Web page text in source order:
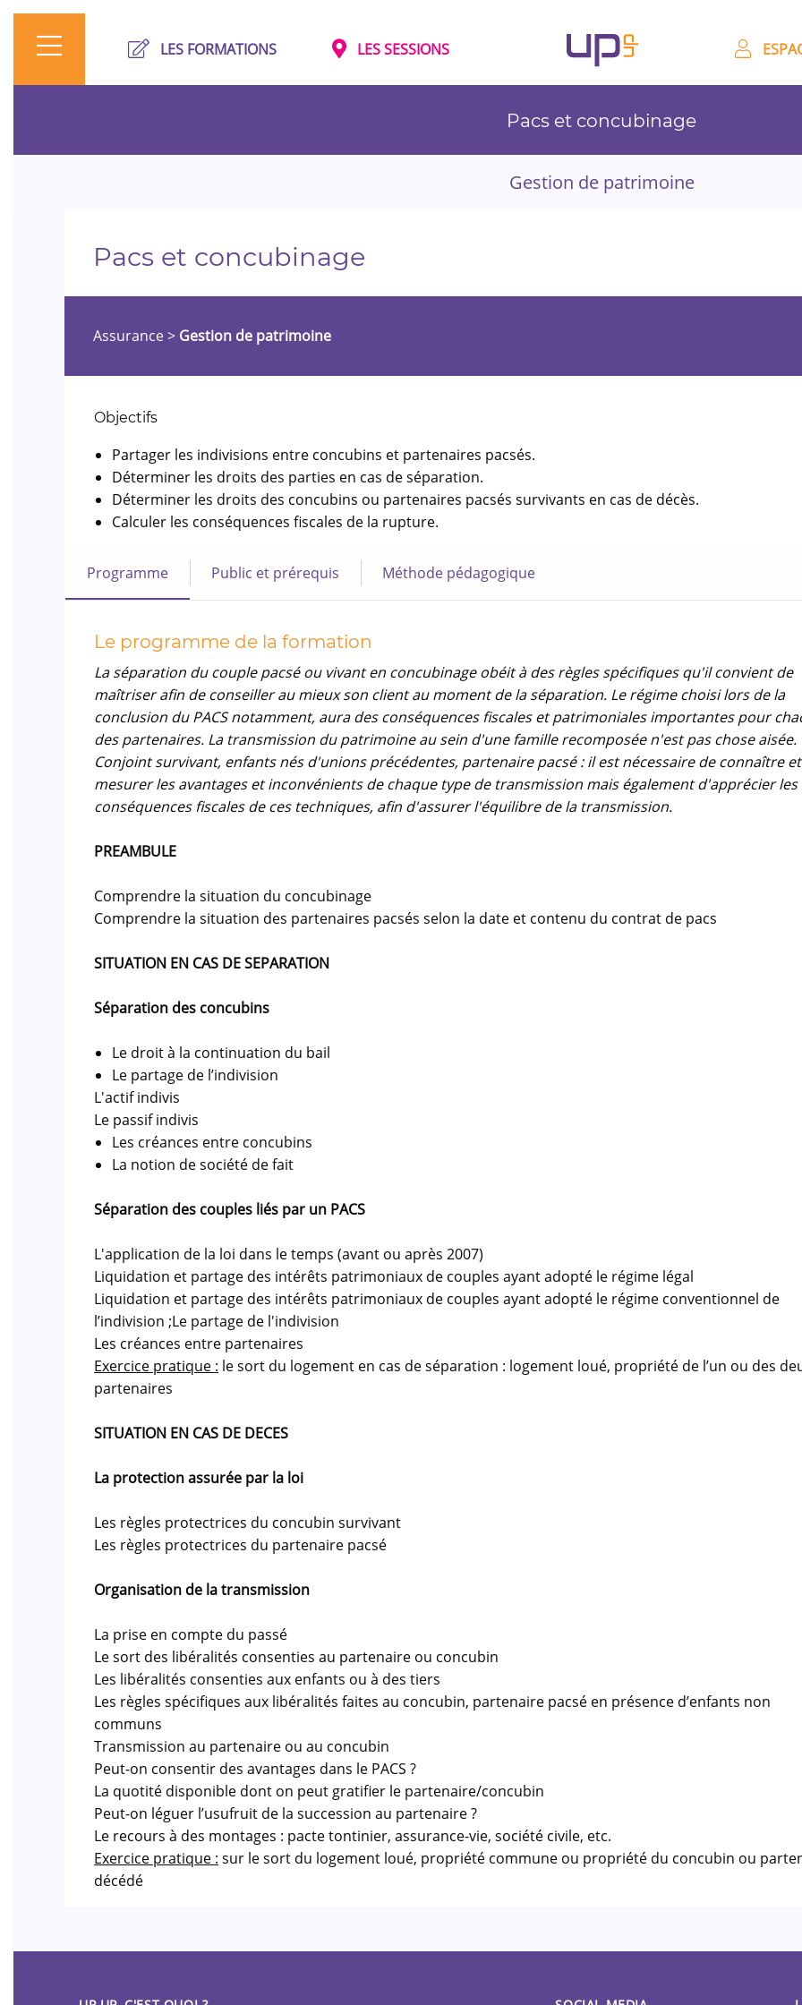
LES FORMATIONS LES SESSIONS
Pacs et concubinage
Gestion de patrimoine
Pacs et concubinage
Assurance> Gestion de patrimoine
Objectifs
Partager les indivisions entre concubins et partenaires pacsés.
Déterminer les droits des parties en cas de séparation.
Déterminer les droits des concubins ou partenaires pacsés survivants en cas de décès.
Calculer les conséquences fiscales de la rupture.
Programme Public et prérequis Méthode pédagogique
Le programme de la formation
La séparation du couple pacsé ou vivant en concubinage obéit à des règles spécifiques qu'il convient de
maîtriser afin de conseiller au mieux son client au moment de la séparation. Le régime choisi lors de la
conclusion du PACS notamment, aura des conséquences fiscales et patrimoniales importantes pour
des partenaires. La transmission du patrimoine au sein d'une famille recomposée n'est pas chose aisée.
Conjoint survivant, enfants nés d'unions précédentes, partenaire pacsé : il est nécessaire de connaître
mesurer les avantages et inconvénients de chaque type de transmission mais également d'apprécier les
conséquences fiscales de ces techniques, afin d'assurer l'équilibre de la transmission.
PREAMBULE
Comprendre la situation du concubinage
Comprendre la situation des partenaires pacsés selon la date et contenu du contrat de pacs
SITUATION EN CAS DE SEPARATION
Séparation des concubins
Le droit à la continuation du bail
Le partage de l’indivision
L'actif indivis
Le passif indivis
Les créances entre concubins
La notion de société de fait
Séparation des couples liés par un PACS
L'application de la loi dans le temps (avant ou après 2007)
Liquidation et partage des intérêts patrimoniaux de couples ayant adopté le régime légal
Liquidation et partage des intérêts patrimoniaux de couples ayant adopté le régime conventionnel de
l’indivision ;Le partage de l'indivision
Les créances entre partenaires
Exercice pratique : le sort du logement en cas de séparation : logement loué, propriété de l’un ou des
partenaires
SITUATION EN CAS DE DECES
La protection assurée par la loi
Les règles protectrices du concubin survivant
Les règles protectrices du partenaire pacsé
Organisation de la transmission
La prise en compte du passé
Le sort des libéralités consenties au partenaire ou concubin
Les libéralités consenties aux enfants ou à des tiers
Les règles spécifiques aux libéralités faites au concubin, partenaire pacsé en présence d’enfants non
communs
Transmission au partenaire ou au concubin
Peut-on consentir des avantages dans le PACS ?
La quotité disponible dont on peut gratifier le partenaire/concubin
Peut-on léguer l’usufruit de la succession au partenaire ?
Le recours à des montages : pacte tontinier, assurance-vie, société civile, etc.
Exercice pratique : sur le sort du logement loué, propriété commune ou propriété du concubin ou
décédé